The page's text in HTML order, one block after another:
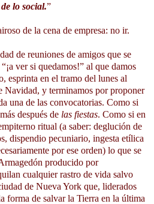
lo social.”
de la cena de empresa: no ir.
de reuniones de amigos que se
ver si quedamos!” al que damos
esprinta en el tramo del lunes al
Navidad, y terminamos por proponer
una de las convocatorias. Como si
después de las fiestas. Como si en
ritual (a saber: deglución de
dispendio pecuniario, ingesta etílica
por ese orden) lo que se
producido por
cualquier rastro de vida salvo
de Nueva York que, liderados
forma de salvar la Tierra en la última